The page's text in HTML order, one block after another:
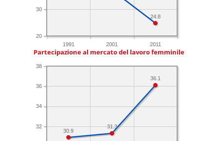
1991 2001 2011
20
30
24.8
Partecipazione al mercato del lavoro femminile
32
34
36
38
36.1
31.3
30.9